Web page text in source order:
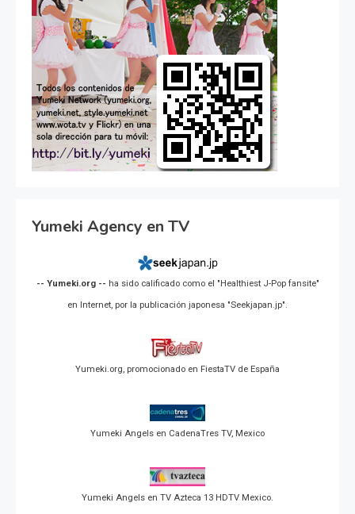
Yumeki Agency en TV
-- Yumeki.org -- ha sido calificado como el "Healthiest J-Pop fansite"
en Internet, por la publicación japonesa "Seekjapan.jp".
Yumeki.org, promocionado en FiestaTV de España
Yumeki Angels en CadenaTres TV, Mexico
Yumeki Angels en TV Azteca 13 HDTV Mexico.